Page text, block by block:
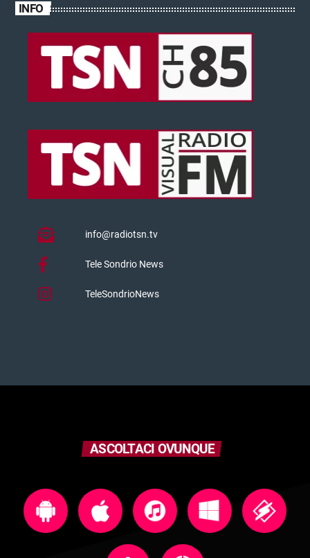
INFO
info@radiotsn.tv
Tele Sondrio News
TeleSondrioNews
ASCOLTACI OVUNQUE